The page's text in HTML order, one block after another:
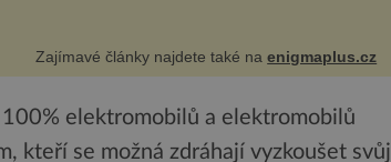
Zajímavé články najdete také naenigmaplus.cz
elektromobilů a elektromobilů
kteří se možná zdráhají vyzkoušet svůj